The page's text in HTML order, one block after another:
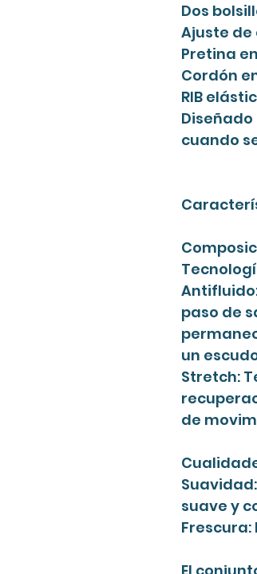
Dos
Ajuste
Pretina
Cordón
RIB
cuando
paso de
un
Stretch:
de
suave y